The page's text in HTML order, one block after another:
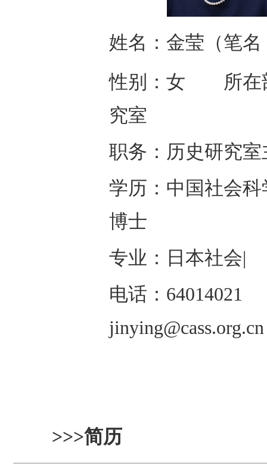
姓名：金莹（笔
性别：女 所在
究室
职务：历史研究
学历：中国社会
博士
专业：日本社会|
电话：
jinying@cass.org.cn
>>>简历